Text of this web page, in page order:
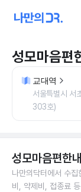
성모마음편
교대역
서울특별시 서
303호)
성모마음편한
나만의닥터에서 수집
비, 약제비, 접종료